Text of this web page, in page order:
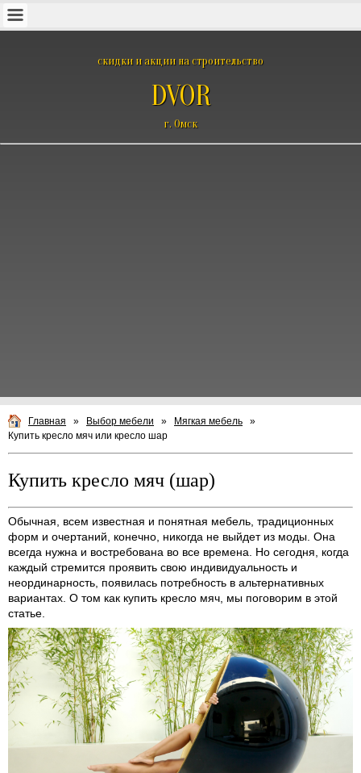
скидки и акции на строительство
DVOR
г. Омск
Главная » Выбор мебели » Мягкая мебель
»
Купить кресло мяч или кресло шар
Купить кресло мяч (шар)
Обычная, всем известная и понятная мебель, традиционных
форм и очертаний, конечно, никогда не выйдет из моды. Она
всегда нужна и востребована во все времена. Но сегодня, когда
каждый стремится проявить свою индивидуальность и
неординарность, появилась потребность в альтернативных
вариантах. О том как купить кресло мяч, мы поговорим в этой
статье.